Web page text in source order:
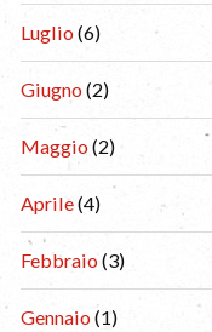
Luglio (6)
Giugno(2)
Maggio(2)
Aprile(4)
Febbraio(3)
Gennaio(1)